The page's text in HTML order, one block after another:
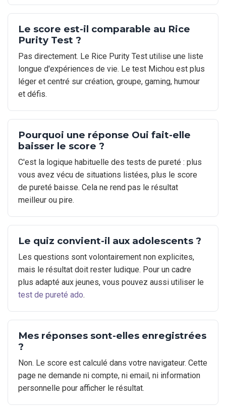
Le score est-il comparable au Rice
Purity Test ?
Pas directement. Le Rice Purity Test utilise une liste
longue d'expériences de vie. Le test Michou est plus
léger et centré sur création, groupe, gaming, humour
et défis.
Pourquoi une réponse Oui fait-elle
baisser le score ?
C'est la logique habituelle des tests de pureté : plus
vous avez vécu de situations listées, plus le score
de pureté baisse. Cela ne rend pas le résultat
meilleur ou pire.
Le quiz convient-il aux adolescents ?
Les questions sont volontairement non explicites,
mais le résultat doit rester ludique. Pour un cadre
plus adapté aux jeunes, vous pouvez aussi utiliser le
test de pureté ado.
Mes réponses sont-elles enregistrées
?
Non. Le score est calculé dans votre navigateur. Cette
page ne demande ni compte, ni email, ni information
personnelle pour afficher le résultat.